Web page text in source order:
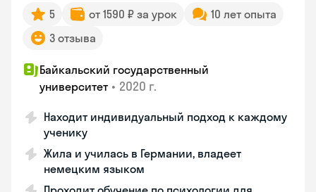
5 от 1590 ₽ за урок
10 лет опыта
3 отзыва
Байкальский государственный
университет • 2020 г.
Находит индивидуальный подход к каждому
ученику
Жила и училась в Германии, владеет
немецким языком